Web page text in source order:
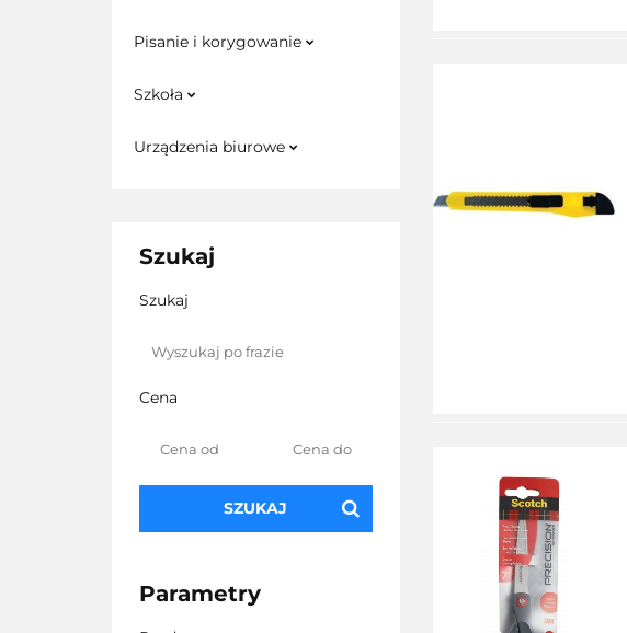
Pisanie i korygowanie
Szkoła
Urządzenia biurowe
Szukaj
Szukaj
Cena
SZUKAJ
Parametry